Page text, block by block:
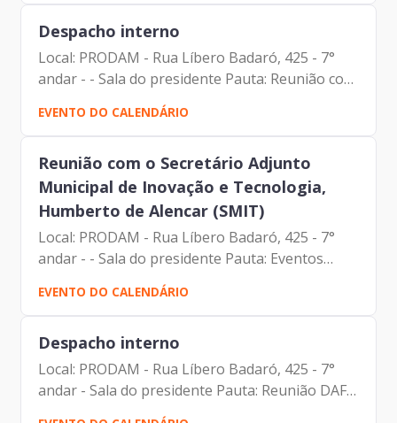
Despacho interno
Local: PRODAM - Rua Líbero Badaró, 425 - 7°
andar - - Sala do presidente Pauta: Reunião com
o Assessor da Presidência Participantes: Andre
Tomiatto de Oliveira (Assessor da Presidência
da Prodam)...
EVENTO DO CALENDÁRIO
Reunião com o Secretário Adjunto
Municipal de Inovação e Tecnologia,
Humberto de Alencar (SMIT)
Local: PRODAM - Rua Líbero Badaró, 425 - 7°
andar - - Sala do presidente Pauta: Eventos
Participantes: Francisco de Padovan Forbes
(Diretor- Presidente da Prodam) Humberto de
Alencar Pizza da...
EVENTO DO CALENDÁRIO
Despacho interno
Local: PRODAM - Rua Líbero Badaró, 425 - 7°
andar - Sala do presidente Pauta: Reunião DAF
Participantes: Amanda Carrara Doria (Gerente